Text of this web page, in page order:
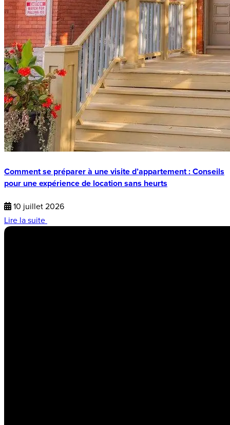
Comment se préparer à une visite d’appartement : Conseils
pour une expérience de location sans heurts
10 juillet 2026
Lire la suite